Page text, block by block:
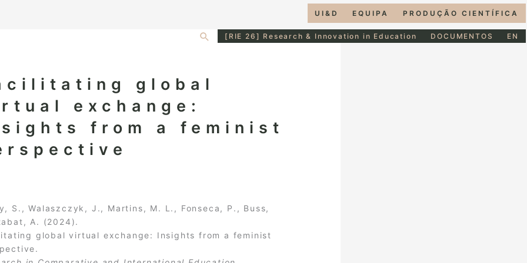
UI&D EQUIPA PRODUÇÃO CIENTÍFICA
Search[RIE 26] Research & Innovation in Education DOCUMENTOS EN
global
exchange:
from a feminist
S., Walaszczyk, J., Martins, M. L., Fonseca, P., Buss,
A. (2024).
global virtual exchange: Insights from a feminist